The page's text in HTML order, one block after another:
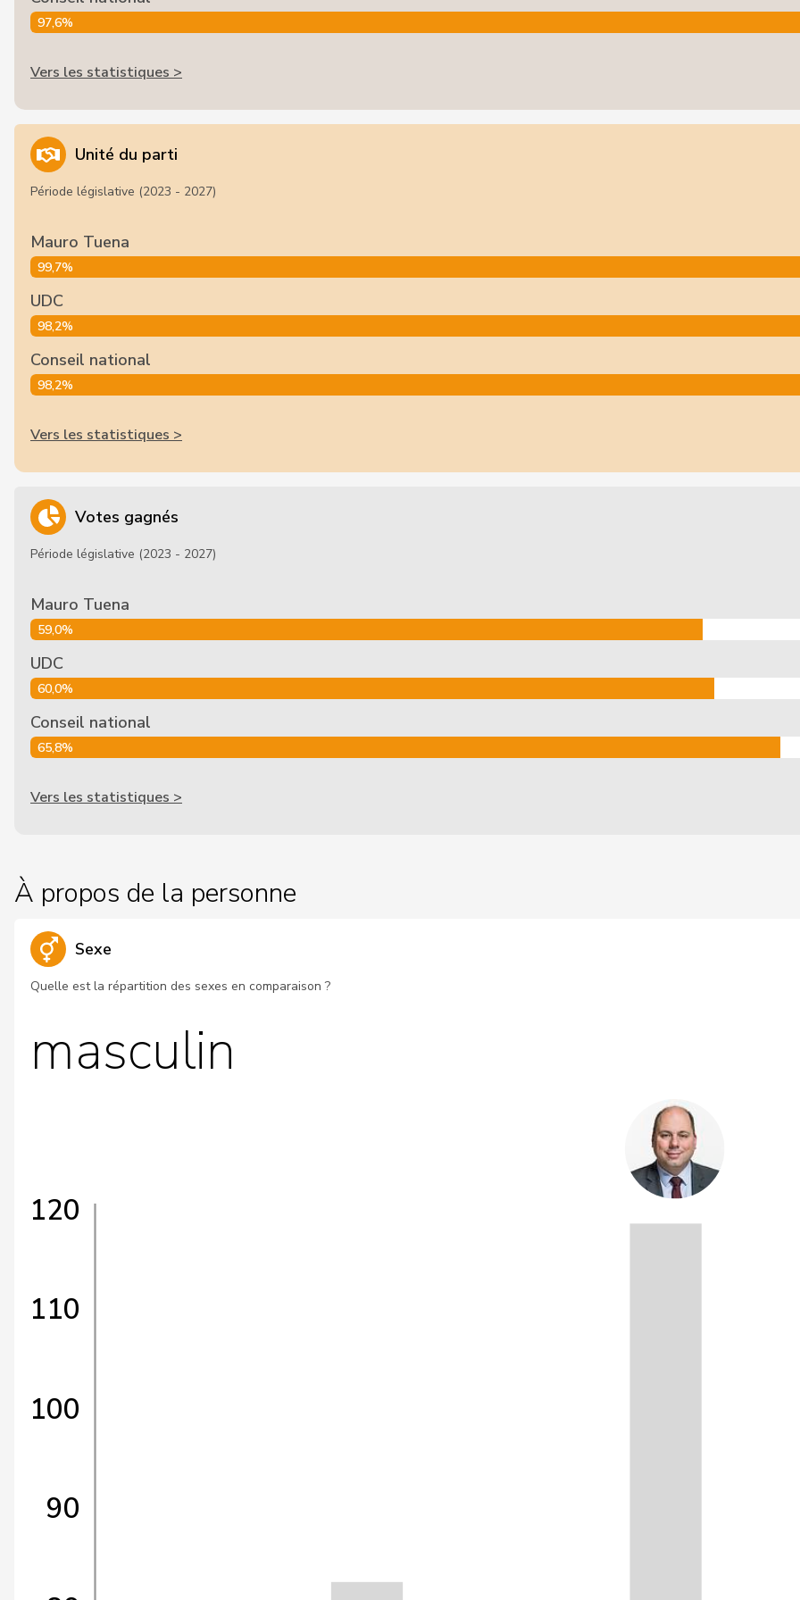
97,6%
Vers les statistiques >
Unité du parti
Période législative (2023 - 2027)
Mauro Tuena
99,7%
UDC
98,2%
Conseil national
98,2%
Vers les statistiques >
Votes gagnés
Période législative (2023 - 2027)
Mauro Tuena
59,0%
UDC
60,0%
Conseil national
65,8%
Vers les statistiques >
À propos de la personne
Sexe
Quelle est la répartition des sexes en comparaison ?
masculin
90
100
110
120